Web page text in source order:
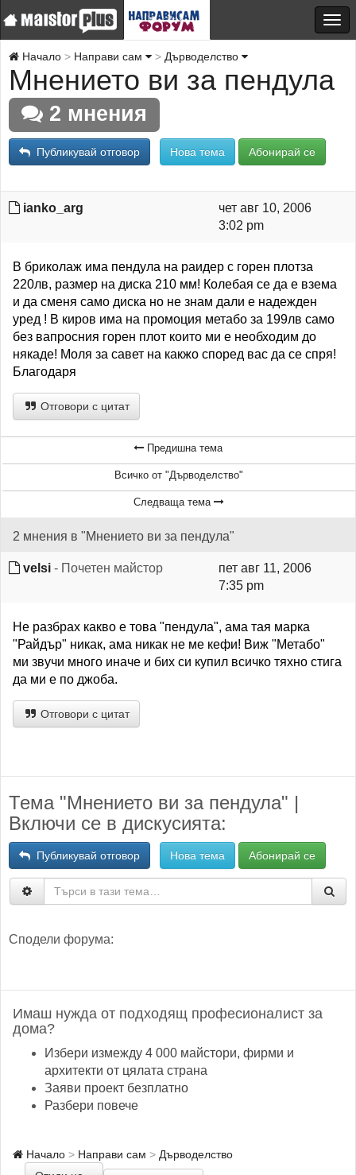
Начало Направи сам Дърводелство
Мнението ви за пендула
2 мнения
Публикувай отговор Нова тема Абонирай се
ianko_arg
чет авг 10, 2006
3:02 pm
В бриколаж има пендула на раидер с горен плотза
220лв, размер на диска 210 мм! Колебая се да е взема
и да сменя само диска но не знам дали е надежден
уред ! В киров има на промоция метабо за 199лв само
без вапросния горен плот които ми е необходим до
някаде! Моля за савет на какжо според вас да се спря!
Благодаря
Отговори с цитат
Предишна тема
Всичко от "Дърводелство"
Следваща тема
2 мнения в "Мнението ви за пендула"
velsi - Почетен майстор
пет авг 11, 2006
7:35 pm
Не разбрах какво е това "пендула", ама тая марка
"Райдър" никак, ама никак не ме кефи! Виж "Метабо"
ми звучи много иначе и бих си купил всичко тяхно стига
да ми е по джоба.
Отговори с цитат
Тема "Мнението ви за пендула" |
Включи се в дискусията:
Публикувай отговор Нова тема Абонирай се
Сподели форума:
Имаш нужда от подходящ професионалист за
дома?
Избери измежду 4 000 майстори, фирми и
архитекти от цялата страна
Заяви проект безплатно
Разбери повече
Начало Направи сам
Дърводелство